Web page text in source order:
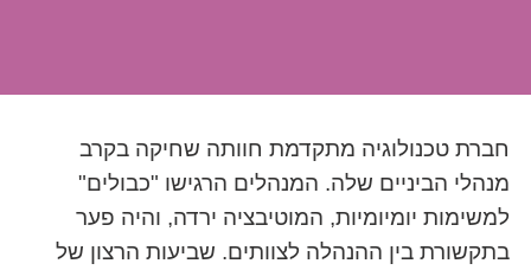
חברת טכנולוגיה מתקדמת חוותה שחיקה בקרב
מנהלי הביניים שלה. המנהלים הרגישו "כבולים"
למשימות יומיומיות, המוטיבציה ירדה, והיה פער
בתקשורת בין ההנהלה לצוותים. שביעות הרצון של